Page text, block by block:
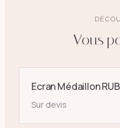
Vous
Ecran Médaillon
Sur devis